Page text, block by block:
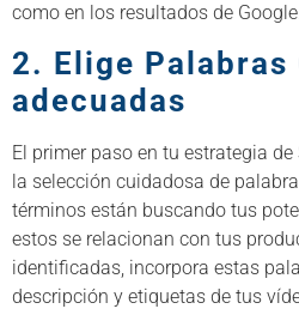
como en los resultados de
2. Elige Palabras
adecuadas
El primer paso en tu estrategia de
la selección cuidadosa de
términos están buscando tus
estos se relacionan con tus
identificadas, incorpora estas
descripción y etiquetas de tus